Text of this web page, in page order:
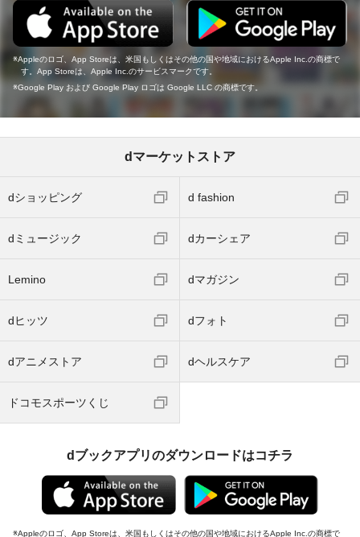
Appleのロゴ、App Storeは、米国もしくはその他の国や地域におけるApple Inc.の商標で
す。App Storeは、Apple Inc.のサービスマークです。
Google Play および Google Play ロゴは Google LLC の商標です。
dマーケットストア
dショッピング d fashion
dミュージック dカーシェア
Lemino dマガジン
dヒッツ dフォト
dアニメストア dヘルスケア
ドコモスポーツくじ
dブックアプリのダウンロードはコチラ
Appleのロゴ、App Storeは、米国もしくはその他の国や地域におけるApple Inc.の商標で